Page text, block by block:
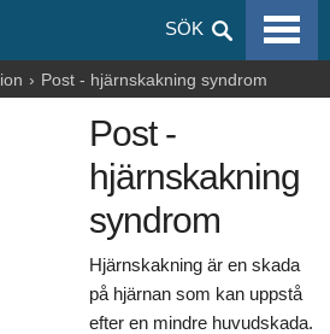
SÖK
Post - hjärnskakning syndrom
Post -
hjärnskakning
syndrom
Hjärnskakning är en skada
på hjärnan som kan uppstå
efter en mindre huvudskada.